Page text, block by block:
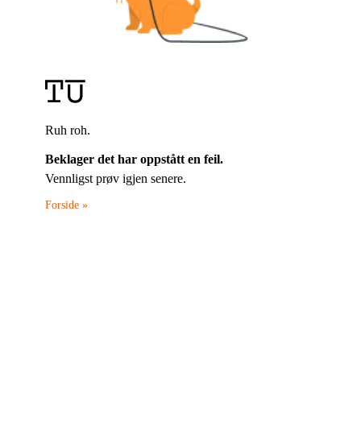
Ruh roh.
Beklager det har oppstått en feil.
Vennligst prøv igjen senere.
Forside »